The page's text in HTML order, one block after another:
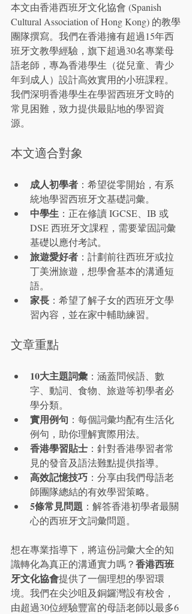
本文由香港西班牙文化協會 (Spanish
Cultural Association of Hong Kong) 的教學
團隊撰寫。我們在香港擁有超過15年西
班牙文教學經驗，旗下超過30名專業母
語老師，專為香港學生（從兒童、青少
年到成人）設計高效實用的小班課程。
我們深明香港學生在學習西班牙文時的
常見困難，致力提供最貼地的學習資
源。
本文適合對象
成人初學者 ：希望從零開始，有系
統地學習西班牙文基礎詞彙。
中學生 ：正在修讀 IGCSE、IB 或
DSE 西班牙文課程，需要鞏固詞彙
基礎以應付考試。
旅遊愛好者 ：計劃前往西班牙或拉
丁美洲旅遊，想學會基本的溝通短
語。
家長 ：希望了解子女的西班牙文學
習內容，並在家中輔助練習。
文章重點
10大主題詞彙 ：涵蓋問候語、數
字、動詞、食物、旅遊等初學者必
學分類。
實用例句 ：每個詞彙均配有生活化
例句，助你理解實際用法。
香港學習貼士 ：針對香港學習者常
見的發音及語法難點提供指導。
高效記憶技巧 ：分享由我們母語老
師團隊總結的有效學習策略。
5條常見問題 ：解答香港初學者最關
心的西班牙文詞彙問題。
想在專業指導下，將這份詞彙大全的知
識轉化為真正的溝通實力嗎？香港西班
牙文化協會提供了一個理想的學習環
境。我們在尖沙咀及銅鑼灣設有校舍，
由超過30位經驗豐富的母語老師以最多6